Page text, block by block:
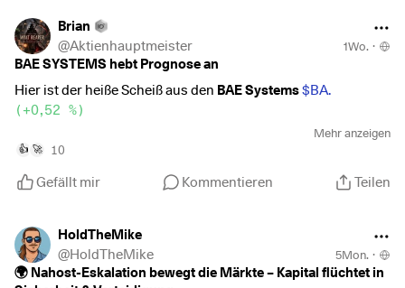
Brian
@Aktienhauptmeister 1Wo. ·
BAE SYSTEMS hebt Prognose an
Hier ist der heiße Scheiß aus den BAE Systems$BA.
( +0,52 %)
, frisch vom
britischen Rüstungsgiganten vorgelegt:
🚀 Rekord-Auftragsberge & Volumen-Booster
Aufrüstungs-Superzyklus. Das 1. Halbjahr 2026 zeigt
eindrucksvoll, wie voll die Auftragsbücher im Defense-
Sektor wirklich sind:
Mehr anzeigen
👍 🚀 10
Gefällt mir Kommentieren Teilen
HoldTheMike
@HoldTheMike 5Mon. ·
🌍 Nahost-Eskalation bewegt die Märkte – Kapital flüchtet in